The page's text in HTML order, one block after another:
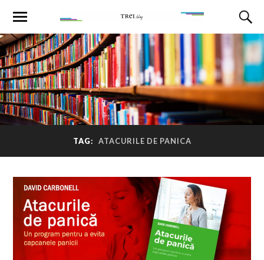
TAG: ATACURILE DE PANICA